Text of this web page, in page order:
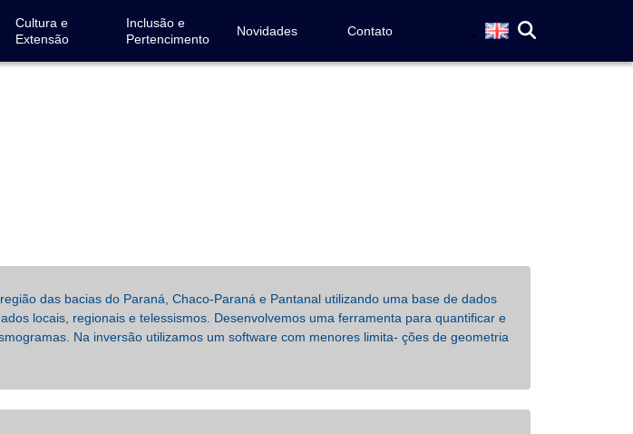
Cultura e
Extensão
Inclusão e
Pertencimento
Novidades Contato
das bacias do Paraná, Chaco-Paraná e Pantanal utilizando uma base de dados
locais, regionais e telessismos. Desenvolvemos uma ferramenta para quantificar e
Na inversão utilizamos um software com menores limita- ções de geometria